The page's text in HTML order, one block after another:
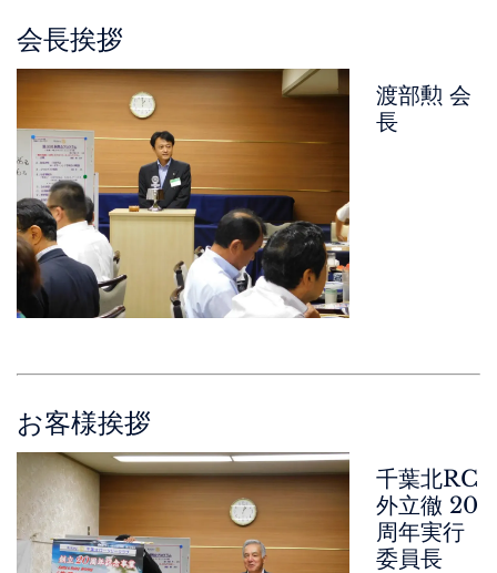
会長挨拶
渡部勲 会
長
お客様挨拶
千葉北RC
外立徹 20
周年実行
委員長